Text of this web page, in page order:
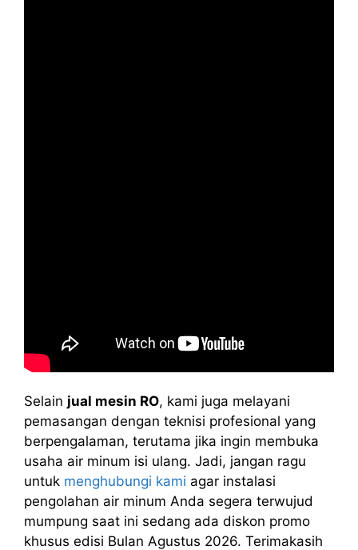
Selain jual mesin RO, kami juga melayani
pemasangan dengan teknisi profesional yang
berpengalaman, terutama jika ingin membuka
usaha air minum isi ulang. Jadi, jangan ragu
untuk menghubungi kami agar instalasi
pengolahan air minum Anda segera terwujud
mumpung saat ini sedang ada diskon promo
khusus edisi Bulan Agustus 2026. Terimakasih